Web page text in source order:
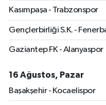
Kasımpaşa - Trabzonspor
Gençlerbirliği S.K. -
Gaziantep FK - Alanyaspor
16 Ağustos, Pazar
Başakşehir - Kocaelispor